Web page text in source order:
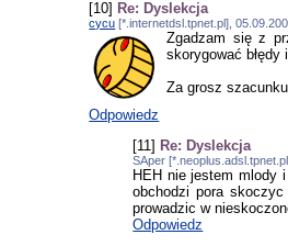
[10] Re: Dyslekcja
cycu [*.internetdsl.tpnet.pl],
Zgadzam się z
skorygować błędy
Za grosz
Odpowiedz
[11] Re: Dyslekcja
SAper
HEH nie jestem mlody
obchodzi pora
prowadzic w
Odpowiedz